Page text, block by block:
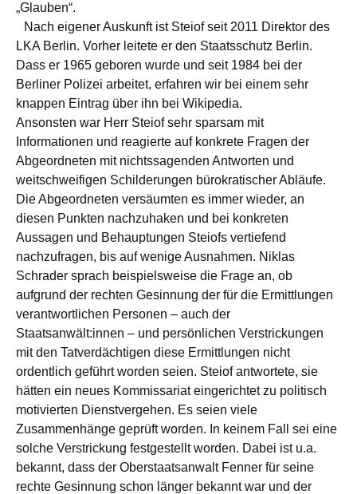
„Glauben“.
Nach eigener Auskunft ist Steiof seit 2011 Direktor des
LKA Berlin. Vorher leitete er den Staatsschutz Berlin.
Dass er 1965 geboren wurde und seit 1984 bei der
Berliner Polizei arbeitet, erfahren wir bei einem sehr
knappen Eintrag über ihn bei Wikipedia.
Ansonsten war Herr Steiof sehr sparsam mit
Informationen und reagierte auf konkrete Fragen der
Abgeordneten mit nichtssagenden Antworten und
weitschweifigen Schilderungen bürokratischer Abläufe.
Die Abgeordneten versäumten es immer wieder, an
diesen Punkten nachzuhaken und bei konkreten
Aussagen und Behauptungen Steiofs vertiefend
nachzufragen, bis auf wenige Ausnahmen. Niklas
Schrader sprach beispielsweise die Frage an, ob
aufgrund der rechten Gesinnung der für die Ermittlungen
verantwortlichen Personen – auch der
Staatsanwält:innen – und persönlichen Verstrickungen
mit den Tatverdächtigen diese Ermittlungen nicht
ordentlich geführt worden seien. Steiof antwortete, sie
hätten ein neues Kommissariat eingerichtet zu politisch
motivierten Dienstvergehen. Es seien viele
Zusammenhänge geprüft worden. In keinem Fall sei eine
solche Verstrickung festgestellt worden. Dabei ist u.a.
bekannt, dass der Oberstaatsanwalt Fenner für seine
rechte Gesinnung schon länger bekannt war und der